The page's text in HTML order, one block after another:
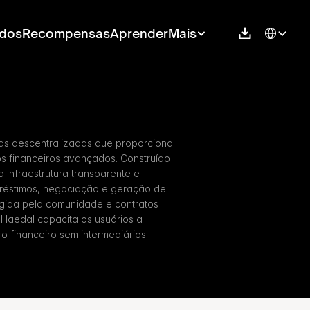
RecompensasAprenderMais Select
descentralizadas que proporciona
financeiros avançados. Construído
infraestrutura transparente e
negociação e geração de
pela comunidade e contratos
capacita os usuários a
financeiro sem intermediários.